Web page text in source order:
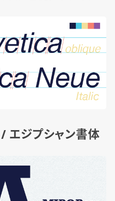
エジプシャン書体